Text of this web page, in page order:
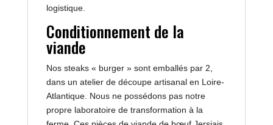
logistique.
Conditionnement de la
viande
Nos steaks « burger » sont emballés par 2,
dans un atelier de découpe artisanal en Loire-
Atlantique. Nous ne possédons pas notre
propre laboratoire de transformation à la